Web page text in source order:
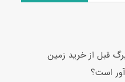
قبل از خرید زمین